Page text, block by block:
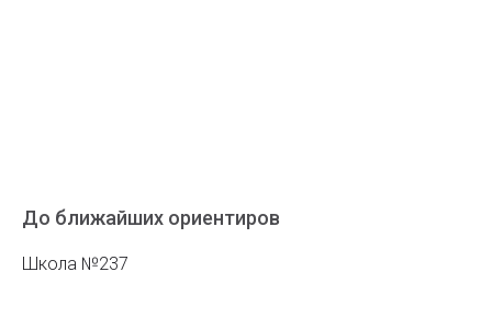
До ближайших ориентиров
Школа №237